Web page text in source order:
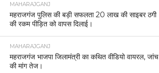
MAHARAJGANJ
महराजगंज पुलिस की बड़ी सफलता 20 लाख की साइबर ठगी
की रकम पीड़ित को वापस दिलाई।
MAHARAJGANJ
महराजगंज भाजपा जिलामंत्री का कथित वीडियो वायरल, जांच
की मांग तेज।